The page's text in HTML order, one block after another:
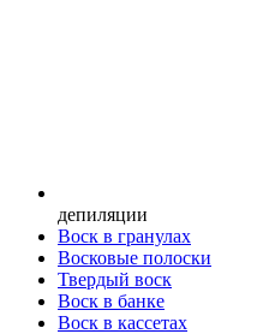
депиляции
Воск в гранулах
Восковые полоски
Твердый воск
Воск в банке
Воск в кассетах